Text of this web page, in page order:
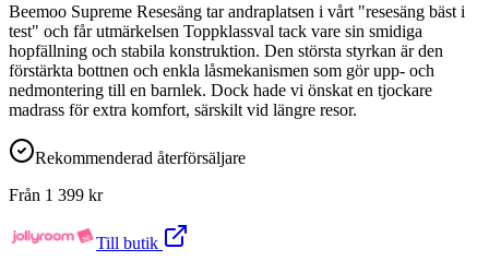
Beemoo Supreme Resesäng tar andraplatsen i vårt "resesäng bäst i
test" och får utmärkelsen Toppklassval tack vare sin smidiga
hopfällning och stabila konstruktion. Den största styrkan är den
förstärkta bottnen och enkla låsmekanismen som gör upp- och
nedmontering till en barnlek. Dock hade vi önskat en tjockare
madrass för extra komfort, särskilt vid längre resor.
Rekommenderad återförsäljare
Från 1 399 kr
Till butik